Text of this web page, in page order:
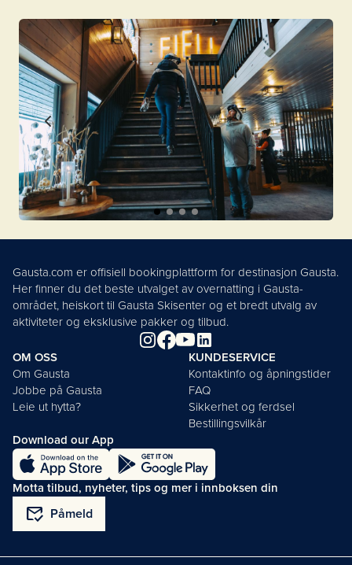
Gausta.com er offisiell bookingplattform for destinasjon Gausta.
Her finner du det beste utvalget av overnatting i Gausta-
området, heiskort til Gausta Skisenter og et bredt utvalg av
aktiviteter og eksklusive pakker og tilbud.
OM OSS
Om Gausta
Jobbe på Gausta
Leie ut hytta?
KUNDESERVICE
Kontaktinfo og åpningstider
FAQ
Sikkerhet og ferdsel
Bestillingsvilkår
Download our App
Motta tilbud, nyheter, tips og mer i innboksen din
mark_email_read Påmeld